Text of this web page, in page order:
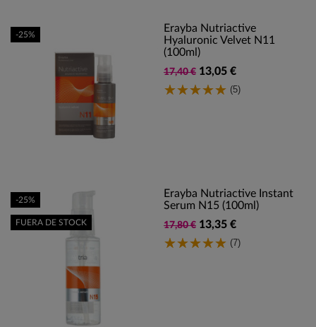
Erayba Nutriactive
Hyaluronic Velvet N11
(100ml)
17,40 € 13,05 €
(5)
-25%
Erayba Nutriactive Instant
Serum N15 (100ml)
17,80 € 13,35 €
(7)
-25%
FUERA DE STOCK